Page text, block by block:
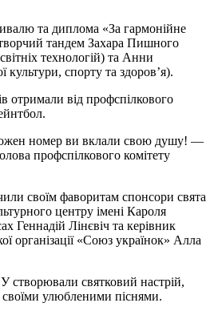
та диплома «За гармонійне
тандем Захара Пишного
технологій) та Анни
спорту та здоров’я).
отримали від профспілкового
номер ви вклали свою душу! —
профспілкового комітету
своїм фаворитам спонсори свята
центру імені Кароля
Геннадій Лінєвіч та керівник
організації «Союз українок» Алла
створювали святковий настрій,
своїми улюбленими піснями.